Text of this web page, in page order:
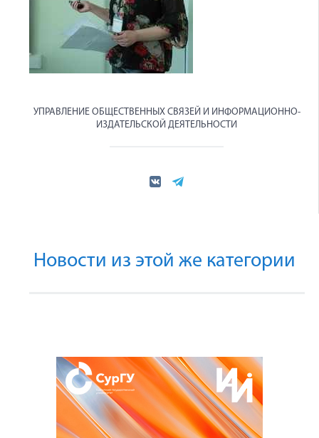
УПРАВЛЕНИЕ ОБЩЕСТВЕННЫХ СВЯЗЕЙ И ИНФОРМАЦИОННО-
ИЗДАТЕЛЬСКОЙ ДЕЯТЕЛЬНОСТИ
Новости из этой же категории